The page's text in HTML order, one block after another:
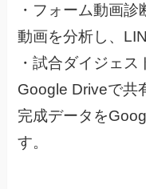
・フォーム動画
動画を分析し、
・試合ダイジェス
Google Driveで共
完成データを
す。